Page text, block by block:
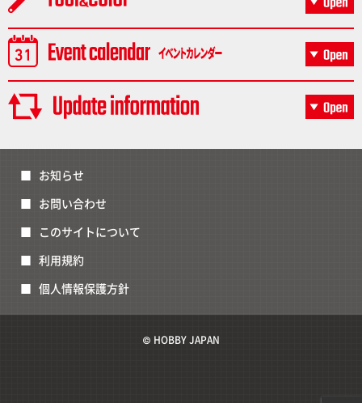
お知らせ
お問い合わせ
このサイトについて
利用規約
個人情報保護方針
© HOBBY JAPAN